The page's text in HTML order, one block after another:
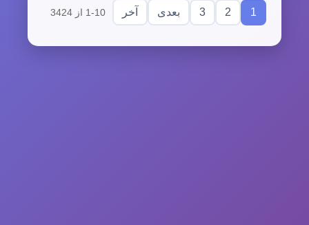
1
2
3 بعدی آخر 1-10 از 3424